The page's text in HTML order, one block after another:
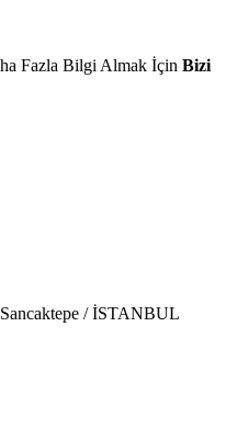
Fazla Bilgi Almak İçin Bizi
/ İSTANBUL